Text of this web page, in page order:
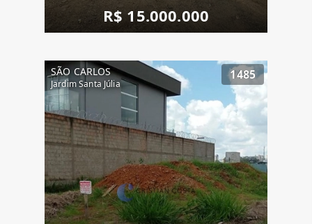
R$ 15.000.000
SÃO CARLOS
Jardim Santa Júlia
1485